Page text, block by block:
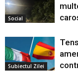
Social
Subiectul Zilei